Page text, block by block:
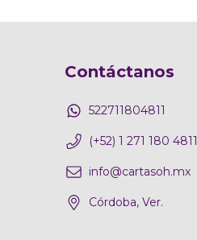
Contáctanos
522711804811
(+52) 1 271 180 4811
info@cartasoh.mx
Córdoba, Ver.